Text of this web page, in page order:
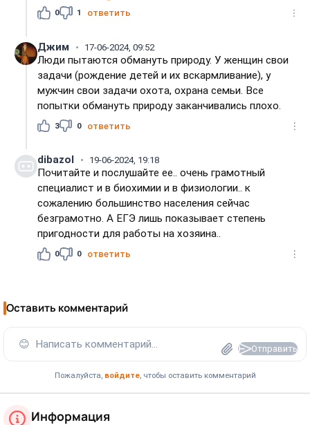
0 1 ответить
Джим 17-06-2024, 09:52
Люди пытаются обмануть природу. У женщин свои
задачи (рождение детей и их вскармливание), у
мужчин свои задачи охота, охрана семьи. Все
попытки обмануть природу заканчивались плохо.
3 0 ответить
dibazol 19-06-2024, 19:18
Почитайте и послушайте ее.. очень грамотный
специалист и в биохимии и в физиологии.. к
сожалению большинство населения сейчас
безграмотно. А ЕГЭ лишь показывает степень
пригодности для работы на хозяина..
0 0 ответить
Оставить комментарий
😊 Написать комментарий... Отправить
Пожалуйста, войдите, чтобы оставить комментарий
Информация